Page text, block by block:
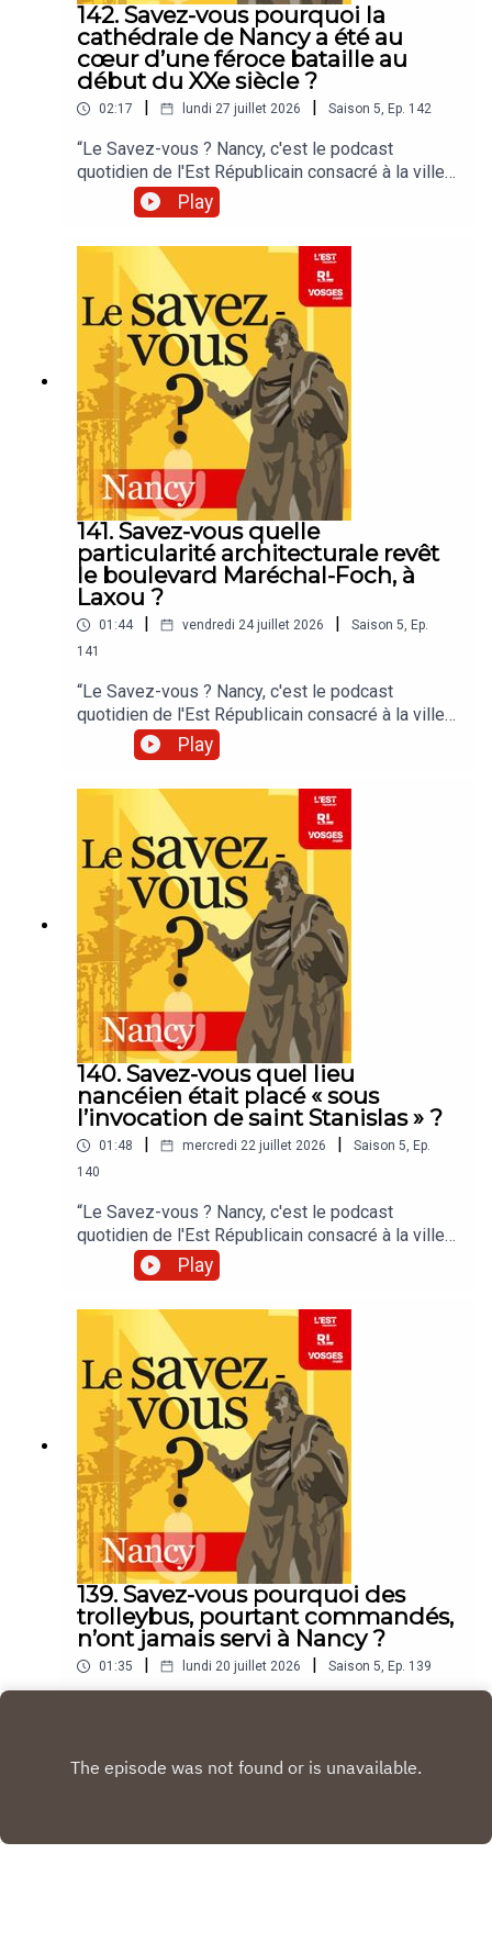
142. Savez-vous pourquoi la
cathédrale de Nancy a été au
cœur d’une féroce bataille au
début du XXe siècle ?
02:17 lundi 27 juillet 2026 Saison 5, Ep. 142
“Le Savez-vous ? Nancy, c'est le podcast
quotidien de l'Est Républicain consacré à la ville
et à tout ce que vous ignorez sur elle.Un podcast
raconté par Jean-Marie Russe basé sur les
articles réalisés par la rédaction locale de Nancy.”
Play
141. Savez-vous quelle
particularité architecturale revêt
le boulevard Maréchal-Foch, à
Laxou ?
01:44 vendredi 24 juillet 2026 Saison 5, Ep.
141
“Le Savez-vous ? Nancy, c'est le podcast
quotidien de l'Est Républicain consacré à la ville
et à tout ce que vous ignorez sur elle.Un podcast
raconté par Jean-Marie Russe basé sur les
articles réalisés par la rédaction locale de Nancy.”
Play
140. Savez-vous quel lieu
nancéien était placé « sous
l’invocation de saint Stanislas » ?
01:48 mercredi 22 juillet 2026 Saison 5, Ep.
140
“Le Savez-vous ? Nancy, c'est le podcast
quotidien de l'Est Républicain consacré à la ville
et à tout ce que vous ignorez sur elle.Un podcast
raconté par Jean-Marie Russe basé sur les
articles réalisés par la rédaction locale de Nancy.”
Play
139. Savez-vous pourquoi des
trolleybus, pourtant commandés,
n’ont jamais servi à Nancy ?
01:35 lundi 20 juillet 2026 Saison 5, Ep. 139
raconté par Jean-Marie Russe basé sur les
Play